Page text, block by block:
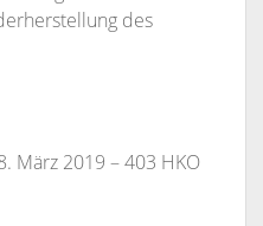
des
März 2019 – 403 HKO